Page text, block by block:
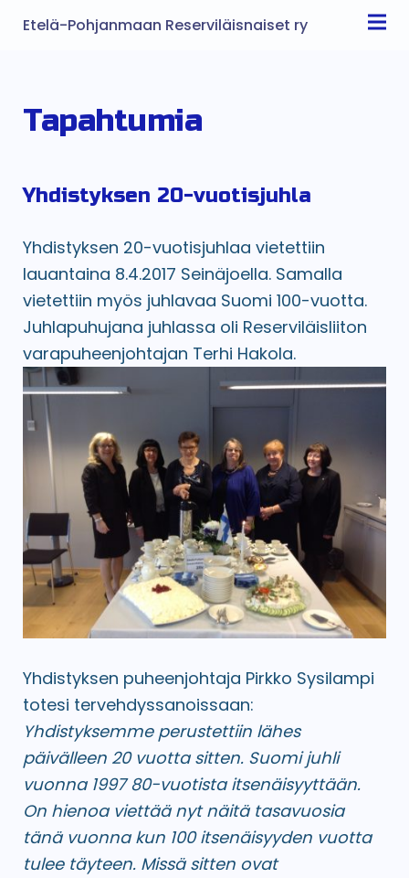
Etelä-Pohjanmaan Reserviläisnaiset ry
Tapahtumia
Yhdistyksen 20-vuotisjuhla
Yhdistyksen 20-vuotisjuhlaa vietettiin
lauantaina 8.4.2017 Seinäjoella. Samalla
vietettiin myös juhlavaa Suomi 100-vuotta.
Juhlapuhujana juhlassa oli Reserviläisliiton
varapuheenjohtajan Terhi Hakola.
Yhdistyksen puheenjohtaja Pirkko Sysilampi
totesi tervehdyssanoissaan:
Yhdistyksemme perustettiin lähes
päivälleen 20 vuotta sitten. Suomi juhli
vuonna 1997 80-vuotista itsenäisyyttään.
On hienoa viettää nyt näitä tasavuosia
tänä vuonna kun 100 itsenäisyyden vuotta
tulee täyteen. Missä sitten ovat